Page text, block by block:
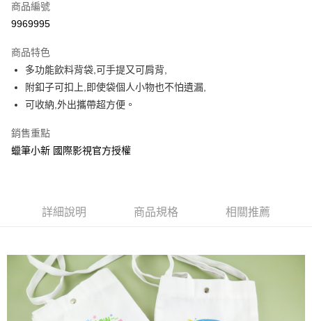
超商取貨付款
Apple Pay
街口支付
AFTEE先享後付
１．簡單：不需註冊會員、不需綁卡、不需儲值。
【「AFTEE先享後付」結帳流程】
１．於結帳方式選擇「AFTEE先享後付」後，將跳轉至「AFTEE先享後付」
結帳頁面，進行簡訊認證並確認金額後，即可完成結帳。
２．訂單成立數日內，您將收到繳費通知簡訊。
３．收到繳費通知簡訊後14天內，點擊此簡訊中的連結，可透過四大超商／
運送方式
每筆NT$60，滿NT$499(含以上)免運費
付款後全家取貨
每筆NT$60，滿NT$499(含以上)免運費
商品編號
9969995
商品特色
多功能飲料背袋,可手提又可肩背,
附釦子可扣上,即使袋個人小物也不怕遺漏,
可收納,外出攜帶超方便。
銷售重點
蠟筆小新 國際影視官方授權
詳細說明 商品規格 相關推薦